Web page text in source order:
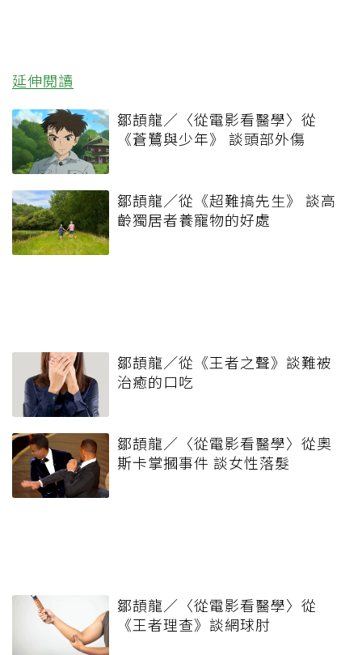
延伸閱讀
鄒頡龍／〈從電影看醫學〉從
《蒼鷺與少年》 談頭部外傷
鄒頡龍／從《超難搞先生》 談高
齡獨居者養寵物的好處
鄒頡龍／從《王者之聲》談難被
治癒的口吃
鄒頡龍／〈從電影看醫學〉從奧
斯卡掌摑事件 談女性落髮
鄒頡龍／〈從電影看醫學〉從
《王者理查》談網球肘